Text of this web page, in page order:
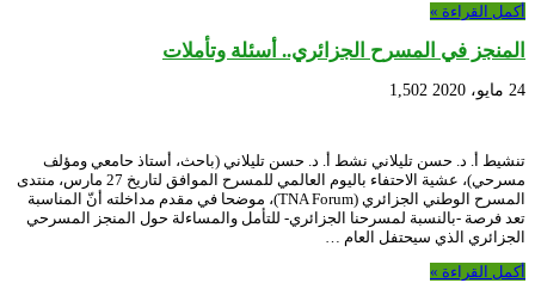
أكمل القراءة »
المنجز في المسرح الجزائري.. أسئلة وتأملات
24 مايو، 2020 1,502
تنشيط أ. د. حسن تليلاني نشط أ. د. حسن تليلاني (باحث، أستاذ حامعي ومؤلف
مسرحي)، عشية الاحتفاء باليوم العالمي للمسرح الموافق لتاريخ 27 مارس، منتدى
المسرح الوطني الجزائري (TNA Forum)، موضحا في مقدم مداخلته أنّ المناسبة
تعد فرصة -بالنسبة لمسرحنا الجزائري- للتأمل والمساءلة حول المنجز المسرحي
الجزائري الذي سيحتفل العام …
أكمل القراءة »